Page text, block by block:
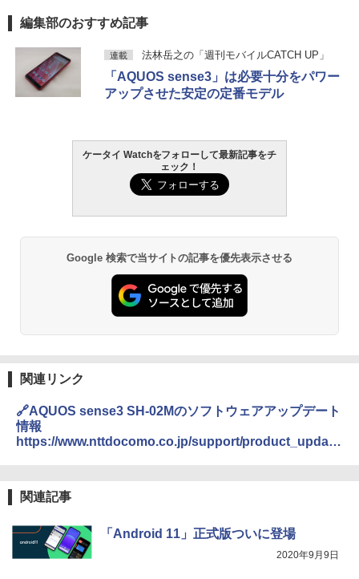
編集部のおすすめ記事
連載 法林岳之の「週刊モバイルCATCH UP」
「AQUOS sense3」は必要十分をパワー
アップさせた安定の定番モデル
ケータイ Watchをフォローして最新記事をチ
ェック！
Google 検索で当サイトの記事を優先表示させる
関連リンク
🔗AQUOS sense3 SH-02Mのソフトウェアアップデート
情報
https://www.nttdocomo.co.jp/support/product_update
関連記事
「Android 11」正式版ついに登場
2020年9月9日